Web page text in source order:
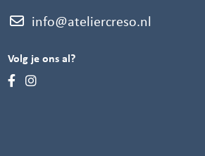
info@ateliercreso.nl
Volg je ons al?